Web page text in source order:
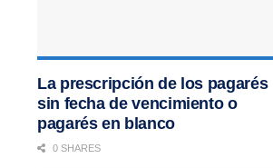
La prescripción de los pagarés
sin fecha de vencimiento o
pagarés en blanco
0 SHARES